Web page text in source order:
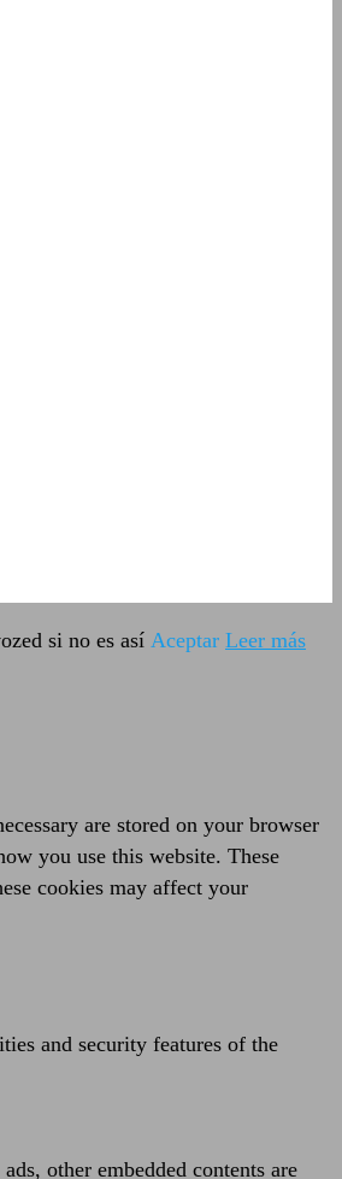
si no es así Aceptar Leer más
are stored on your browser
you use this website. These
cookies may affect your
and security features of the
other embedded contents are